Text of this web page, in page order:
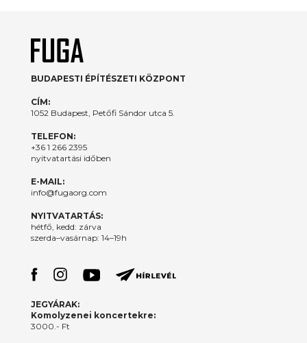
BUDAPESTI ÉPÍTÉSZETI KÖZPONT
CÍM:
1052 Budapest, Petőfi Sándor utca 5.
TELEFON:
+36 1 266 2395
nyitvatartási időben
E-MAIL:
info@fugaorg.com
NYITVATARTÁS:
hétfő, kedd: zárva
szerda–vasárnap: 14–19h
JEGYÁRAK:
Komolyzenei koncertekre:
3000.- Ft